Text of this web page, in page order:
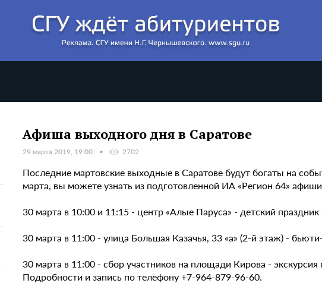
Афиша выходного дня в Саратове
29 марта 2019, 19:00 2702
Последние мартовские выходные в Саратове будут богаты на
марта, вы можете узнать из подготовленной ИА «Регион 64»
30 марта в 10:00 и 11:15 - центр «Алые Паруса» - детский праздник
30 марта в 11:00 - улица Большая Казачья, 33 «а» (2-й этаж) -
30 марта в 11:00 - сбор участников на площади Кирова -
Подробности и запись по телефону +7-964-879-96-60.